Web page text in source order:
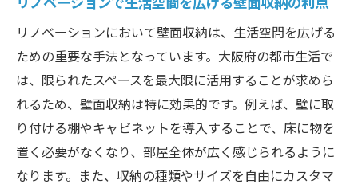
リノベーションにおいて壁面収納は、生活空間を広げる
ための重要な手法となっています。大阪府の都市生活で
は、限られたスペースを最大限に活用することが求めら
れるため、壁面収納は特に効果的です。例えば、壁に取
り付ける棚やキャビネットを導入することで、床に物を
置く必要がなくなり、部屋全体が広く感じられるように
なります。また、収納の種類やサイズを自由にカスタマ